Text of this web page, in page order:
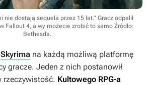
nie dostają sequela przez 15 lat.” Gracz odpalił
Fallout 4, a wy możecie zrobić to samo Źródło:
Bethesda.
Skyrima na każdą możliwą platformę
gracze. Jeden z nich postanowił
rzeczywistość. Kultowego RPG-a